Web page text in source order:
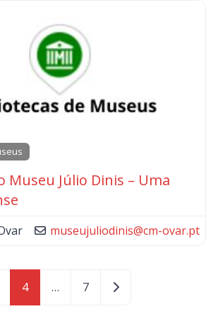
Museu Júlio Dinis – Uma
museujuliodinis@cm-ovar.pt
4 … 7 Older posts